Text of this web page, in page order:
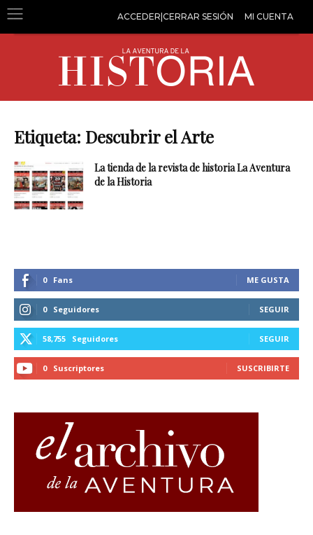
ACCEDER|CERRAR SESIÓN MI CUENTA
Etiqueta: Descubrir el Arte
La tienda de la revista de historia La Aventura
de la Historia
0 Fans ME GUSTA
0 Seguidores SEGUIR
58,755 Seguidores SEGUIR
0 Suscriptores SUSCRIBIRTE